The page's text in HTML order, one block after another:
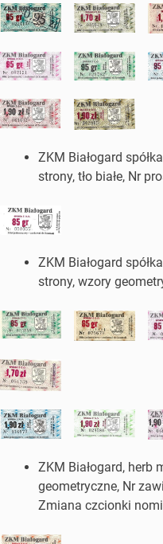
ZKM Białogard
strony, tło białe, Nr
ZKM Białogard
strony, wzory
ZKM Białogard, herb
geometryczne, Nr
Zmiana czcionki